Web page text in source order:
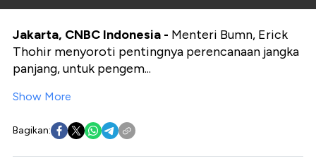
Soetta
Jakarta, CNBC Indonesia - Menteri Bumn, Erick
Thohir menyoroti pentingnya perencanaan jangka
panjang, untuk pengem...
Show More
Bagikan: